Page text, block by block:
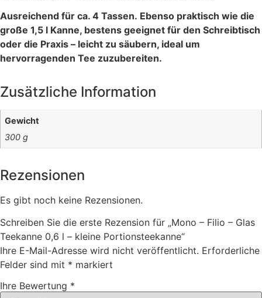
Ausreichend für ca. 4 Tassen. Ebenso praktisch wie die
große 1,5 l Kanne, bestens geeignet für den Schreibtisch
oder die Praxis – leicht zu säubern, ideal um
hervorragenden Tee zuzubereiten.
Zusätzliche Information
Gewicht
300 g
Rezensionen
Es gibt noch keine Rezensionen.
Schreiben Sie die erste Rezension für „Mono – Filio – Glas
Teekanne 0,6 l – kleine Portionsteekanne“
Ihre E-Mail-Adresse wird nicht veröffentlicht. Erforderliche
Felder sind mit * markiert
Ihre Bewertung *